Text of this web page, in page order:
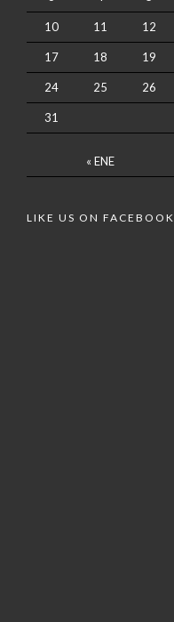
« ENE
10 11 12
17 18 19
24 25 26
31
LIKE US ON FACEBOOK